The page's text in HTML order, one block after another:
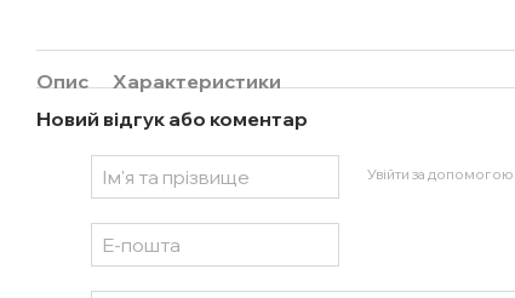
Опис
Характеристики
Новий відгук або коментар
Увійти за допомогою